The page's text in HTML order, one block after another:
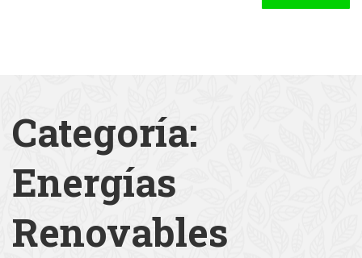
Categoría:
Energías
Renovables